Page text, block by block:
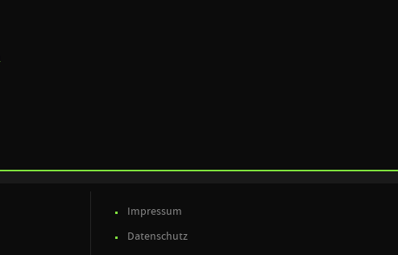
Impressum
Datenschutz